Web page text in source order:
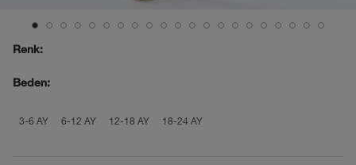
Renk:
Beden:
3-6 AY 6-12 AY 12-18 AY 18-24 AY